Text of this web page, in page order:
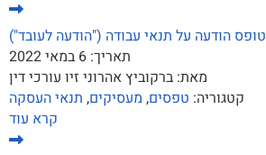
טופס הודעה על תנאי עבודה ("הודעה לעובד")
תאריך: 6 במאי 2022
מאת: ברקוביץ אהרוני זיו עורכי דין
קטגוריה: טפסים, מעסיקים, תנאי העסקה
קרא עוד